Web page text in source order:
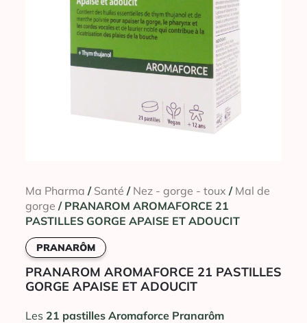
Ma Pharma / Santé / Nez - gorge - toux / Mal de
gorge / PRANAROM AROMAFORCE 21
PASTILLES GORGE APAISE ET ADOUCIT
PRANARÔM
PRANAROM AROMAFORCE 21 PASTILLES
GORGE APAISE ET ADOUCIT
Les 21 pastilles Aromaforce Pranarôm